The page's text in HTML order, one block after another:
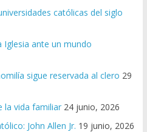
católicas del siglo
Iglesia ante un mundo
sigue reservada al clero 29
la vida familiar 24 junio, 2026
John Allen Jr. 19 junio, 2026